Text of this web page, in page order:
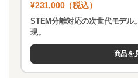
¥231,000（税込）
STEM分離対応の次世代モデル
現。
商品を